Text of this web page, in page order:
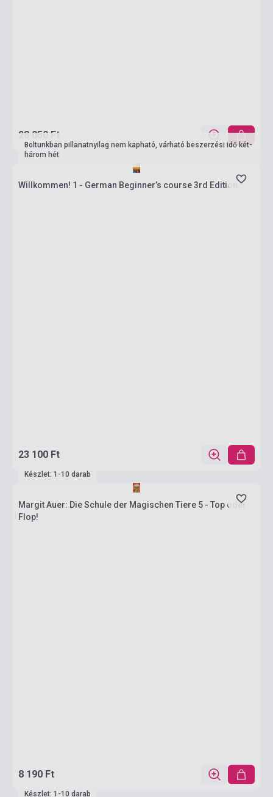
28 050 Ft
Boltunkban pillanatnyilag nem kapható, várható beszerzési idő két-
három hét
Willkommen! 1 - German Beginner’s course 3rd Edition
23 100 Ft
Készlet: 1-10 darab
Margit Auer: Die Schule der Magischen Tiere 5 - Top oder
Flop!
8 190 Ft
Készlet: 1-10 darab